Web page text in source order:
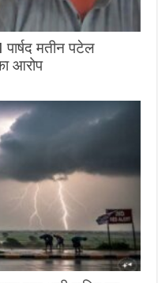
मतीन पटेल
आरोप